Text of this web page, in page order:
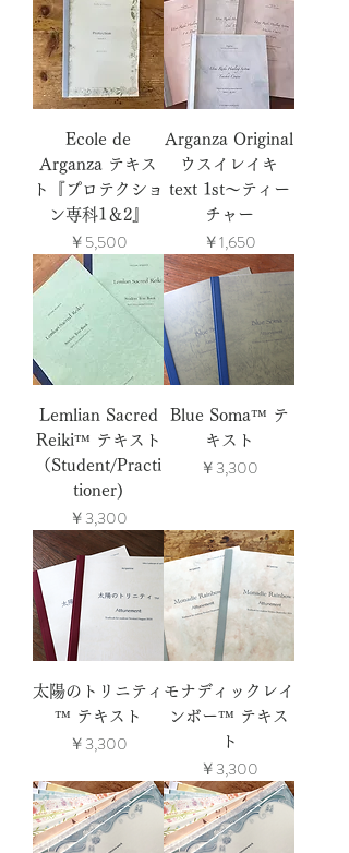
Ecole de
Arganza テキス
ト『プロテクショ
ン専科1＆2』
価格
￥5,500
Arganza Original
ウスイレイキ
text 1st〜ティー
チャー
価格
￥1,650
Lemlian Sacred
Reiki™︎ テキスト
（Student/Practi
tioner)
価格
￥3,300
Blue Soma™︎ テ
キスト
価格
￥3,300
太陽のトリニティ
™︎ テキスト
価格
￥3,300
モナディックレイ
ンボー™︎ テキス
ト
価格
￥3,300